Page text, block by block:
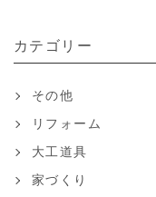
カテゴリー
その他
リフォーム
大工道具
家づくり